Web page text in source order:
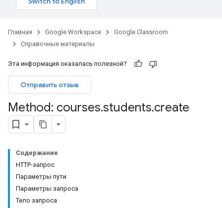
Главная Google Workspace
Google Classroom
Справочные материалы
Эта информация оказалась полезной?
Отправить отзыв
Method: courses.students.create
Содержание
HTTP-запрос
Параметры пути
Параметры запроса
Тело запроса